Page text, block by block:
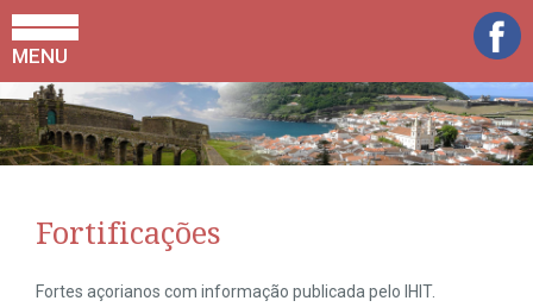
MENU
Fortificações
Fortes açorianos com informação publicada pelo IHIT.